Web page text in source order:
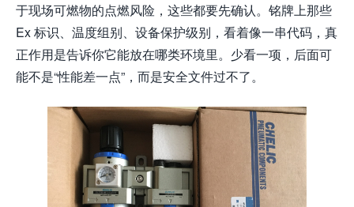
于现场可燃物的点燃风险，这些都要先确认。铭牌上那些
Ex 标识、温度组别、设备保护级别，看着像一串代码，真
正作用是告诉你它能放在哪类环境里。少看一项，后面可
能不是“性能差一点”，而是安全文件过不了。